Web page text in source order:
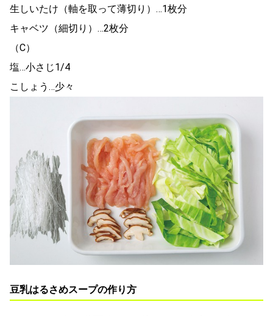
生しいたけ（軸を取って薄切り）…1枚分
キャベツ（細切り）…2枚分
（C）
塩…小さじ1/4
こしょう…少々
豆乳はるさめスープの作り方